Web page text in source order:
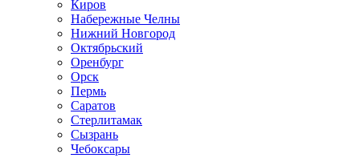
Киров
Набережные Челны
Нижний Новгород
Октябрьский
Оренбург
Орск
Пермь
Саратов
Стерлитамак
Сызрань
Чебоксары